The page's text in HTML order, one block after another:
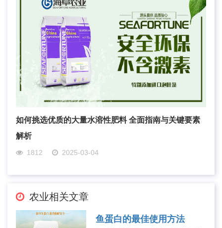
如何挑选优质的大量水溶性肥料 全面指南与关键要素
解析
1812 2025-03-04
农业相关文章
鱼蛋白的最佳使用方法